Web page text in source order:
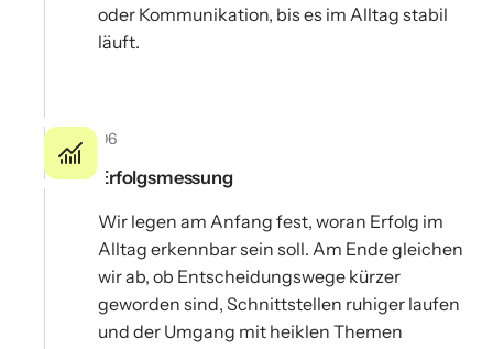
oder Kommunikation, bis es im Alltag stabil
läuft.
06
Erfolgsmessung
Wir legen am Anfang fest, woran Erfolg im
Alltag erkennbar sein soll. Am Ende gleichen
wir ab, ob Entscheidungswege kürzer
geworden sind, Schnittstellen ruhiger laufen
und der Umgang mit heiklen Themen